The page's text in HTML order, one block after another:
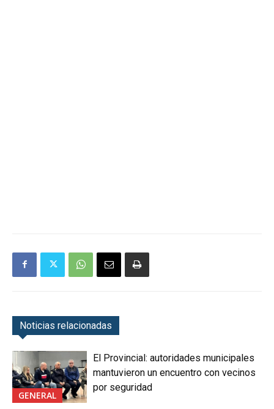
Noticias relacionadas
GENERAL
El Provincial: autoridades municipales
mantuvieron un encuentro con vecinos
por seguridad